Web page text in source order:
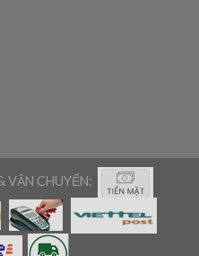
VẬN CHUYỂN: